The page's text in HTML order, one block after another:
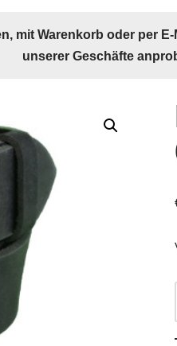
mit Warenkorb oder per E-
unserer Geschäfte